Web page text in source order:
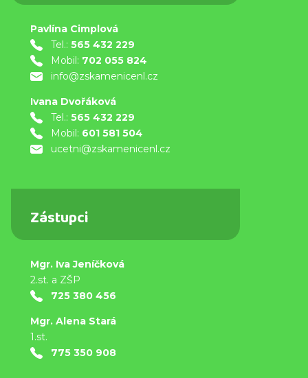
Pavlína Cimplová
Tel.: 565 432 229
Mobil: 702 055 824
info@zskamenicenl.cz
Ivana Dvořáková
Tel.: 565 432 229
Mobil: 601 581 504
ucetni@zskamenicenl.cz
Zástupci
Mgr. Iva Jeníčková
2.st. a ZŠP
725 380 456
Mgr. Alena Stará
1.st.
775 350 908